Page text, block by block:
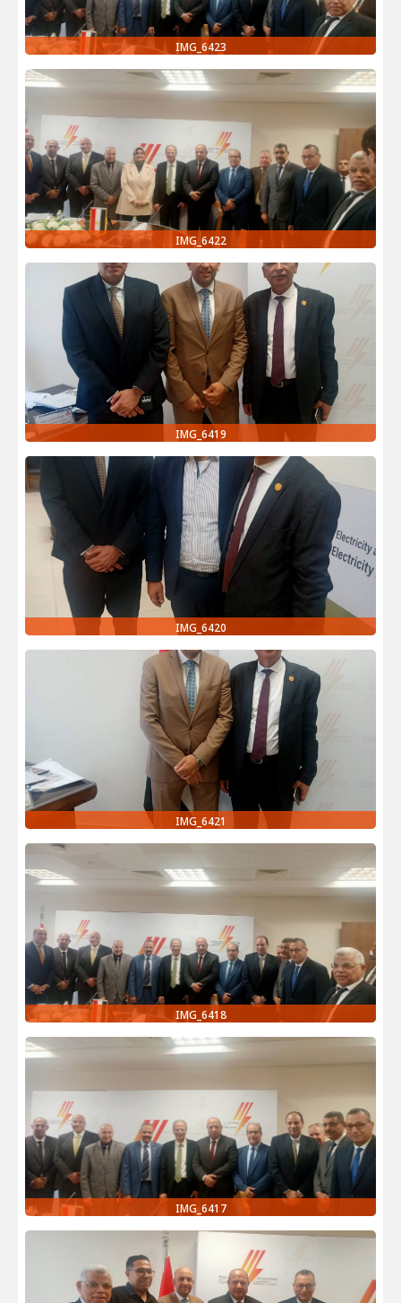
IMG_6423
IMG_6422
IMG_6419
IMG_6420
IMG_6421
IMG_6418
IMG_6417